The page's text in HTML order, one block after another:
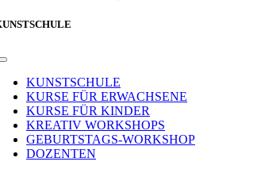
Toggle
NavigationKUNSTSCHULE
KURSE FÜR ERWACHSENE
KURSE FÜR KINDER
KREATIV WORKSHOPS
GEBURTSTAGS-WORKSHOP
DOZENTEN